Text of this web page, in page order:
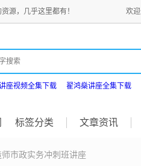
源，几乎这里都有！ 欢迎
座视频全集下载 翟鸿燊讲座全集下载
标签分类 文章资讯
市政实务冲刺班讲座